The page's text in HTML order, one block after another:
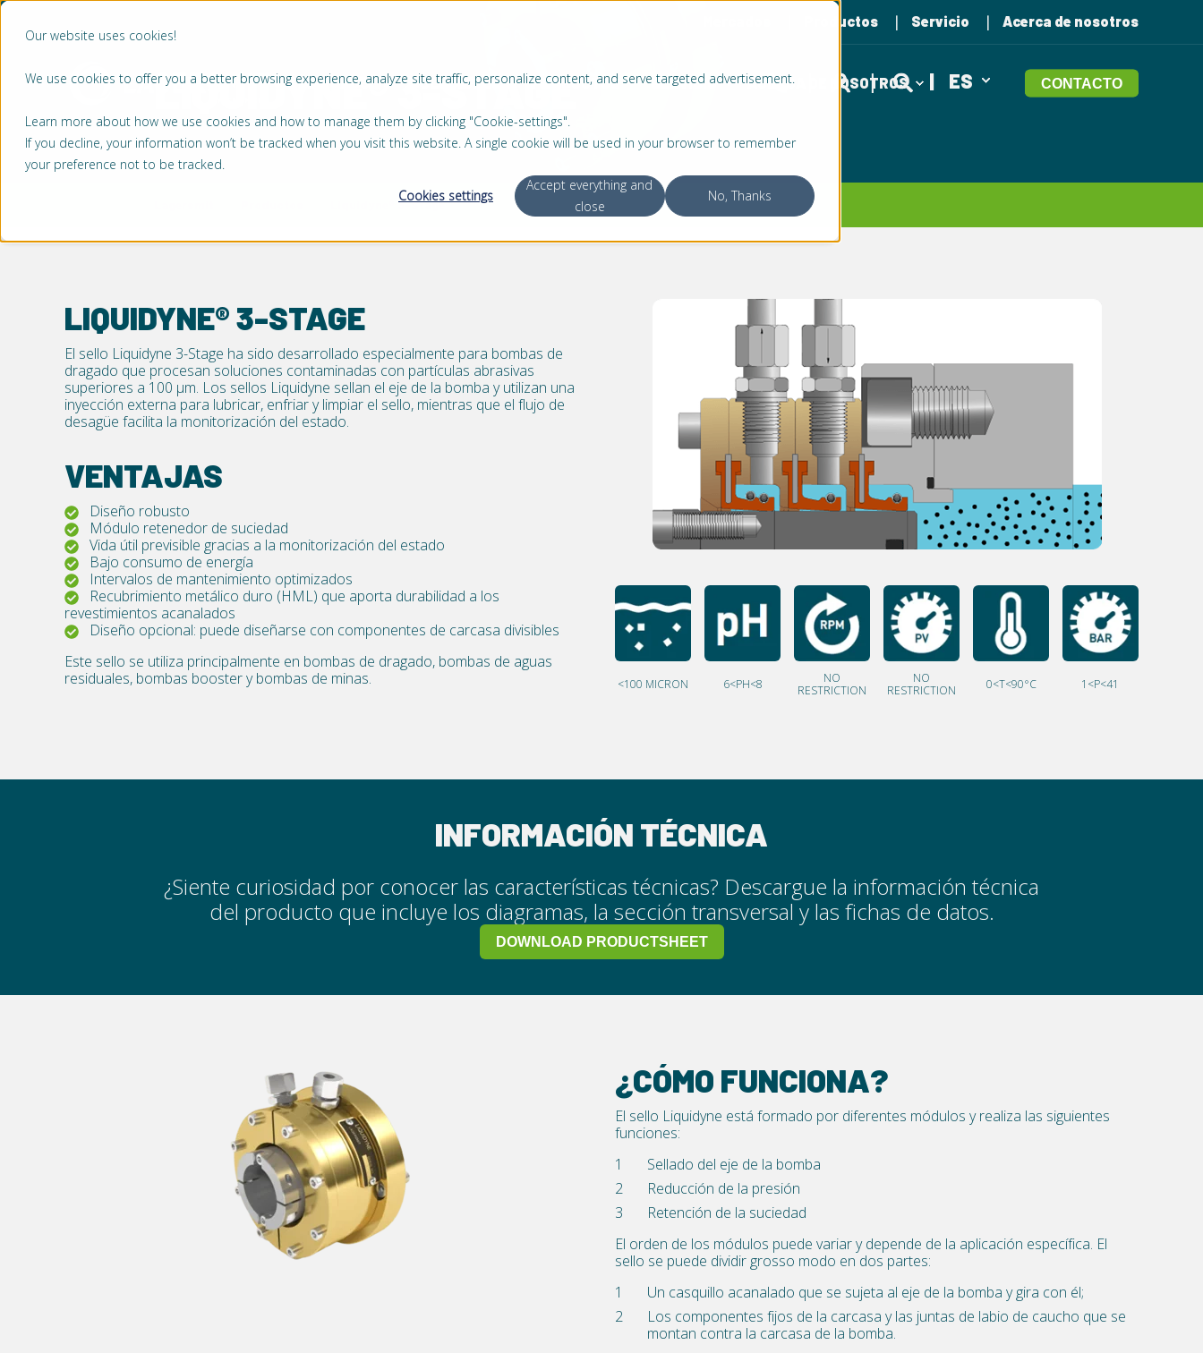
Our website uses cookies!
We use cookies to offer you a better browsing experience, analyze site traffic, personalize content, and serve targeted advertisement.
Learn more about how we use cookies and how to manage them by clicking "Cookie-settings".
If you decline, your information won’t be tracked when you visit this website. A single cookie will be used in your browser to remember
your preference not to be tracked.
Cookies settings
Accept everything and
close
No, Thanks
Productos Servicio Acerca de nosotros
MERCADOS SOLUCIONES PRODUCTOS SERVICIO ACERCA DE NOSOTROS ES CONTACTO
LIQUIDYNE® 3-STAGE
Liquidyne® 3-Stage
LIQUIDYNE® 3-STAGE
El sello Liquidyne 3-Stage ha sido desarrollado especialmente para bombas de
dragado que procesan soluciones contaminadas con partículas abrasivas
superiores a 100 µm. Los sellos Liquidyne sellan el eje de la bomba y utilizan una
inyección externa para lubricar, enfriar y limpiar el sello, mientras que el flujo de
desagüe facilita la monitorización del estado.
VENTAJAS
Diseño robusto
Módulo retenedor de suciedad
Vida útil previsible gracias a la monitorización del estado
Bajo consumo de energía
Intervalos de mantenimiento optimizados
Recubrimiento metálico duro (HML) que aporta durabilidad a los
revestimientos acanalados
Diseño opcional: puede diseñarse con componentes de carcasa divisibles
Este sello se utiliza principalmente en bombas de dragado, bombas de aguas
residuales, bombas booster y bombas de minas.
<100 MICRON 6<PH<8
NO
RESTRICTION
NO
RESTRICTION
0<T<90°C 1<P<41
INFORMACIÓN TÉCNICA
¿Siente curiosidad por conocer las características técnicas? Descargue la información técnica
del producto que incluye los diagramas, la sección transversal y las fichas de datos.
DOWNLOAD PRODUCTSHEET
¿CÓMO FUNCIONA?
El sello Liquidyne está formado por diferentes módulos y realiza las siguientes
funciones:
Sellado del eje de la bomba
Reducción de la presión
Retención de la suciedad
El orden de los módulos puede variar y depende de la aplicación específica. El
sello se puede dividir grosso modo en dos partes:
Un casquillo acanalado que se sujeta al eje de la bomba y gira con él;
Los componentes fijos de la carcasa y las juntas de labio de caucho que se
montan contra la carcasa de la bomba.